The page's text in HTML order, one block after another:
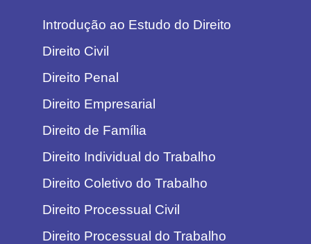
Introdução ao Estudo do Direito
Direito Civil
Direito Penal
Direito Empresarial
Direito de Família
Direito Individual do Trabalho
Direito Coletivo do Trabalho
Direito Processual Civil
Direito Processual do Trabalho